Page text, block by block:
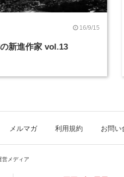
16/9/15
新進作家 vol.13
メルマガ 利用規約 お問い
営メディア